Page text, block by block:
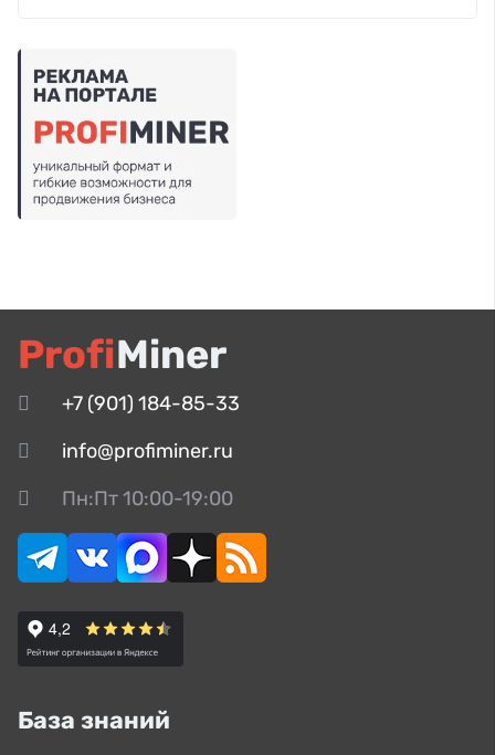
ProfiMiner
+7 (901) 184-85-33
info@profiminer.ru
Пн:Пт 10:00-19:00
База знаний